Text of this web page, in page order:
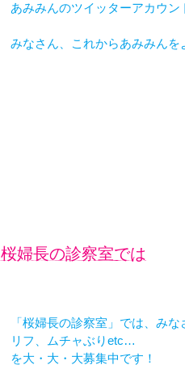
あみみんのツイッターアカウ
みなさん、これからあみみん
桜婦長の診察室では
「桜婦長の診察室」では、み
リフ、ムチャぶりetc…
を大・大・大募集中です！